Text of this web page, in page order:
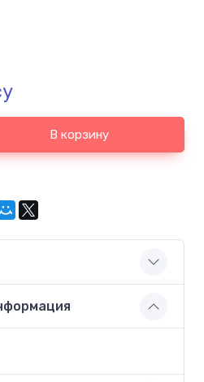
В корзину